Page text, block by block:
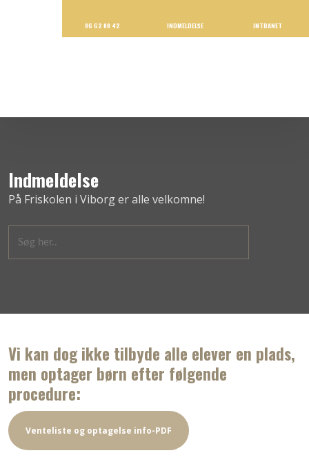
86 62 00 42 INDMELDELSE INTRANET
Indmeldelse
På Friskolen i Viborg er alle velkomne!
Vi kan dog ikke tilbyde alle elever en plads,
men optager børn efter følgende
procedure:​
Venteliste og optagelse info-PDF